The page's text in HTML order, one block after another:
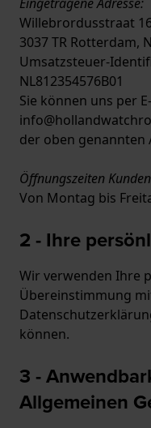
Eingetragene Adresse:
Willebrordusstraat 16
3037 TR Rotterdam,
Umsatzsteuer-
NL812354576B01
Sie können uns per
der oben genannten
Öffnungszeiten
Von Montag bis
2 - Ihre
Wir verwenden Ihre
Übereinstimmung
können.
3 -
Allgemeinen